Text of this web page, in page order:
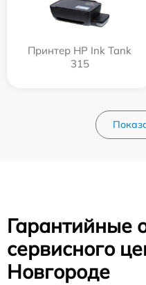
Принтер HP Ink Tank
315
Гарантийные
сервисного
Новгороде